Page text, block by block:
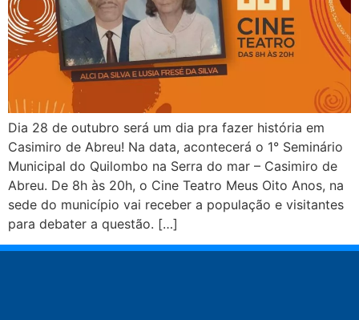
Dia 28 de outubro será um dia pra fazer história em
Casimiro de Abreu! Na data, acontecerá o 1° Seminário
Municipal do Quilombo na Serra do mar – Casimiro de
Abreu. De 8h às 20h, o Cine Teatro Meus Oito Anos, na
sede do município vai receber a população e visitantes
para debater a questão. […]